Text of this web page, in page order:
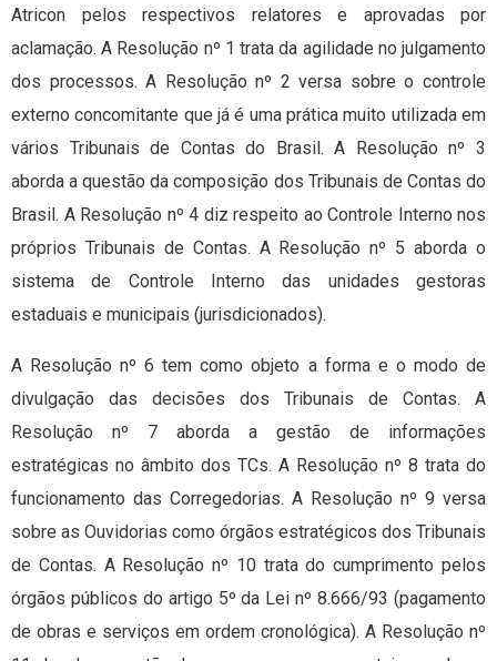
Atricon pelos respectivos relatores e aprovadas por
aclamação. A Resolução nº 1 trata da agilidade no julgamento
dos processos. A Resolução nº 2 versa sobre o controle
externo concomitante que já é uma prática muito utilizada em
vários Tribunais de Contas do Brasil. A Resolução nº 3
aborda a questão da composição dos Tribunais de Contas do
Brasil. A Resolução nº 4 diz respeito ao Controle Interno nos
próprios Tribunais de Contas. A Resolução nº 5 aborda o
sistema de Controle Interno das unidades gestoras
estaduais e municipais (jurisdicionados).
A Resolução nº 6 tem como objeto a forma e o modo de
divulgação das decisões dos Tribunais de Contas. A
Resolução nº 7 aborda a gestão de informações
estratégicas no âmbito dos TCs. A Resolução nº 8 trata do
funcionamento das Corregedorias. A Resolução nº 9 versa
sobre as Ouvidorias como órgãos estratégicos dos Tribunais
de Contas. A Resolução nº 10 trata do cumprimento pelos
órgãos públicos do artigo 5º da Lei nº 8.666/93 (pagamento
de obras e serviços em ordem cronológica). A Resolução nº